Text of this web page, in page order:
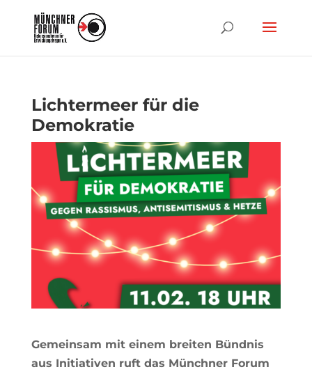
Lichtermeer für die
Demokratie
Gemeinsam mit einem breiten Bündnis
aus Initiativen ruft das Münchner Forum